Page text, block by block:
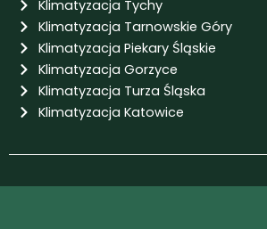
Klimatyzacja Tychy
Klimatyzacja Tarnowskie Góry
Klimatyzacja Piekary Śląskie
Klimatyzacja Gorzyce
Klimatyzacja Turza Śląska
Klimatyzacja Katowice